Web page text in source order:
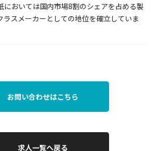
においては国内市場8割のシェアを占める製
ラスメーカーとしての地位を確立していま
お問い合わせはこちら
求人一覧へ戻る